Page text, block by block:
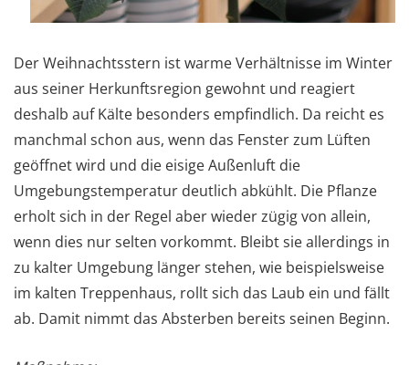
Der Weihnachtsstern ist warme Verhältnisse im Winter
aus seiner Herkunftsregion gewohnt und reagiert
deshalb auf Kälte besonders empfindlich. Da reicht es
manchmal schon aus, wenn das Fenster zum Lüften
geöffnet wird und die eisige Außenluft die
Umgebungstemperatur deutlich abkühlt. Die Pflanze
erholt sich in der Regel aber wieder zügig von allein,
wenn dies nur selten vorkommt. Bleibt sie allerdings in
zu kalter Umgebung länger stehen, wie beispielsweise
im kalten Treppenhaus, rollt sich das Laub ein und fällt
ab. Damit nimmt das Absterben bereits seinen Beginn.